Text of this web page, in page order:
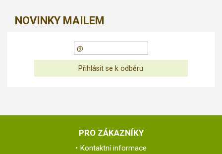
NOVINKY MAILEM
PRO ZÁKAZNÍKY
Kontaktní informace